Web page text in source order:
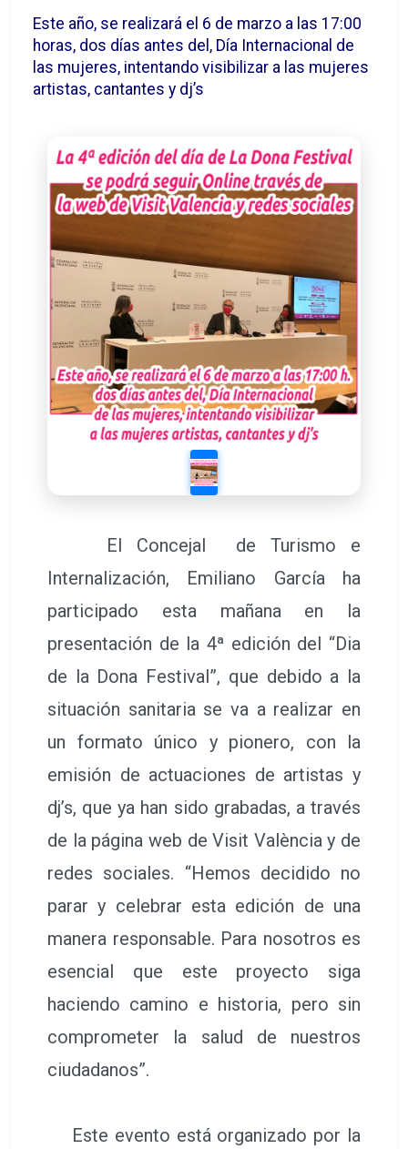
Este año, se realizará el 6 de marzo a las 17:00
horas, dos días antes del, Día Internacional de
las mujeres, intentando visibilizar a las mujeres
artistas, cantantes y dj’s
El Concejal de Turismo e
Internalización, Emiliano García ha
participado esta mañana en la
presentación de la 4ª edición del “Dia
de la Dona Festival”, que debido a la
situación sanitaria se va a realizar en
un formato único y pionero, con la
emisión de actuaciones de artistas y
dj’s, que ya han sido grabadas, a través
de la página web de Visit València y de
redes sociales. “Hemos decidido no
parar y celebrar esta edición de una
manera responsable. Para nosotros es
esencial que este proyecto siga
haciendo camino e historia, pero sin
comprometer la salud de nuestros
ciudadanos”.
Este evento está organizado por la